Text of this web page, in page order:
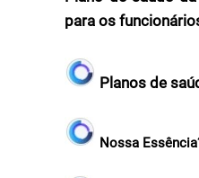
para os
Planos de
Nossa